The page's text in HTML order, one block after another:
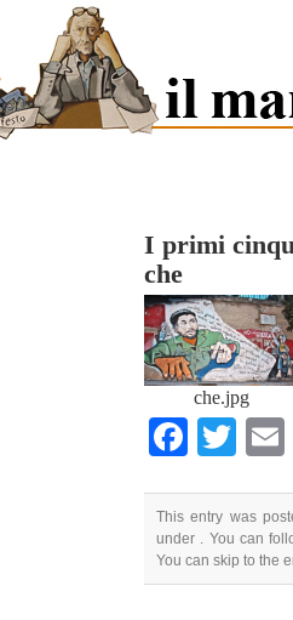
I primi
che
che.jpg
This entry was
under . You can
You can skip to the